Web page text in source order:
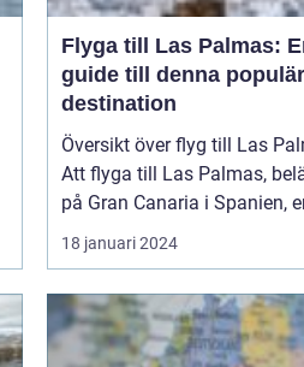
Flyga till Las Palmas:
guide till denna
destination
Översikt över flyg till Las
Att flyga till Las Palmas,
på Gran Canaria i Spanien,
18 januari 2024